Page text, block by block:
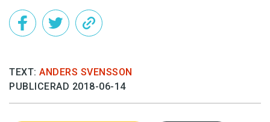
TEXT: ANDERS SVENSSON
PUBLICERAD 2018-06-14